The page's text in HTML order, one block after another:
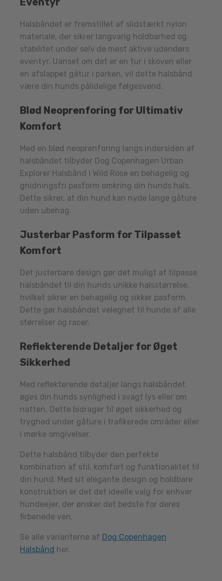
Halsbåndet er fremstillet af slidstærkt nylon
materiale, der sikrer langvarig holdbarhed og
stabilitet under selv de mest aktive udendørs
eventyr. Uanset om det er en tur i skoven eller
en afslappet gåtur i parken, vil dette halsbånd
være din hunds pålidelige følgesvend.
Blød Neoprenforing for Ultimativ
Komfort
Med en blød neoprenforing langs indersiden af
halsbåndet tilbyder Dog Copenhagen Urban
Explorer Halsbånd i Wild Rose en behagelig og
gnidningsfri pasform omkring din hunds hals.
Dette sikrer, at din hund kan nyde lange gåture
uden ubehag.
Justerbar Pasform for Tilpasset
Komfort
Det justerbare design gør det muligt at tilpasse
halsbåndet til din hunds unikke halsstørrelse,
hvilket sikrer en behagelig og sikker pasform.
Dette gør halsbåndet velegnet til hunde af alle
størrelser og racer.
Reflekterende Detaljer for Øget
Sikkerhed
Med reflekterende detaljer langs halsbåndet
øges din hunds synlighed i svagt lys eller om
natten. Dette bidrager til øget sikkerhed og
tryghed under gåture i trafikerede områder eller
i mørke omgivelser.
Dette halsbånd tilbyder den perfekte
kombination af stil, komfort og funktionalitet til
din hund. Med sit elegante design og holdbare
konstruktion er det det ideelle valg for enhver
hundeejer, der ønsker det bedste for deres
firbenede ven.
Se alle varianterne af Dog Copenhagen
Halsbånd her.